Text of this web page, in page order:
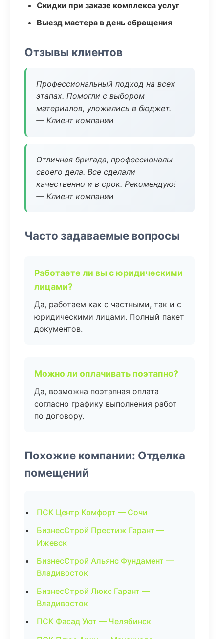
Скидки при заказе комплекса услуг
Выезд мастера в день обращения
Отзывы клиентов
Профессиональный подход на всех
этапах. Помогли с выбором
материалов, уложились в бюджет.
— Клиент компании
Отличная бригада, профессионалы
своего дела. Все сделали
качественно и в срок. Рекомендую!
— Клиент компании
Часто задаваемые вопросы
Работаете ли вы с юридическими
лицами?
Да, работаем как с частными, так и с
юридическими лицами. Полный пакет
документов.
Можно ли оплачивать поэтапно?
Да, возможна поэтапная оплата
согласно графику выполнения работ
по договору.
Похожие компании: Отделка
помещений
ПСК Центр Комфорт — Сочи
БизнесСтрой Престиж Гарант —
Ижевск
БизнесСтрой Альянс Фундамент —
Владивосток
БизнесСтрой Люкс Гарант —
Владивосток
ПСК Фасад Уют — Челябинск